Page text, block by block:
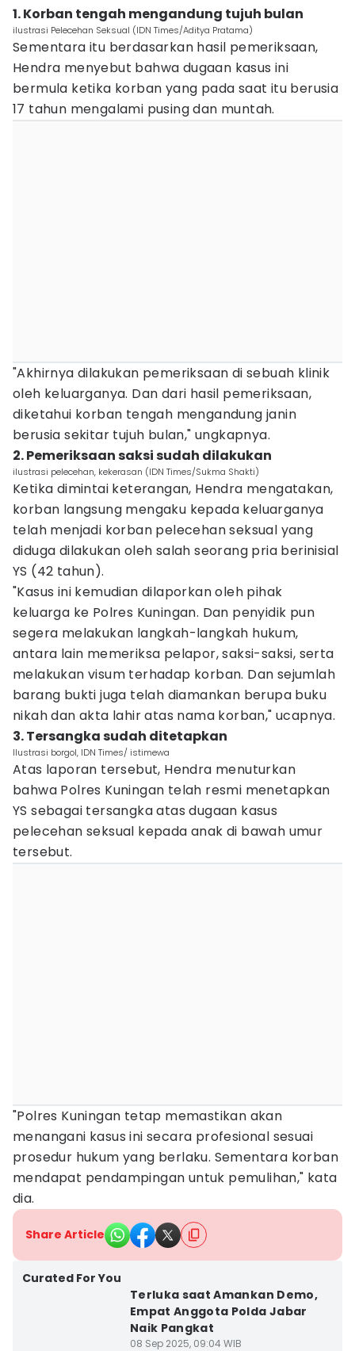
1. Korban tengah mengandung tujuh bulan
ilustrasi Pelecehan Seksual (IDN Times/Aditya Pratama)
Sementara itu berdasarkan hasil pemeriksaan,
Hendra menyebut bahwa dugaan kasus ini
bermula ketika korban yang pada saat itu berusia
17 tahun mengalami pusing dan muntah.
"Akhirnya dilakukan pemeriksaan di sebuah klinik
oleh keluarganya. Dan dari hasil pemeriksaan,
diketahui korban tengah mengandung janin
berusia sekitar tujuh bulan," ungkapnya.
2. Pemeriksaan saksi sudah dilakukan
ilustrasi pelecehan, kekerasan (IDN Times/Sukma Shakti)
Ketika dimintai keterangan, Hendra mengatakan,
korban langsung mengaku kepada keluarganya
telah menjadi korban pelecehan seksual yang
diduga dilakukan oleh salah seorang pria berinisial
YS (42 tahun).
"Kasus ini kemudian dilaporkan oleh pihak
keluarga ke Polres Kuningan. Dan penyidik pun
segera melakukan langkah-langkah hukum,
antara lain memeriksa pelapor, saksi-saksi, serta
melakukan visum terhadap korban. Dan sejumlah
barang bukti juga telah diamankan berupa buku
nikah dan akta lahir atas nama korban," ucapnya.
3. Tersangka sudah ditetapkan
Ilustrasi borgol, IDN Times/ istimewa
Atas laporan tersebut, Hendra menuturkan
bahwa Polres Kuningan telah resmi menetapkan
YS sebagai tersangka atas dugaan kasus
pelecehan seksual kepada anak di bawah umur
tersebut.
"Polres Kuningan tetap memastikan akan
menangani kasus ini secara profesional sesuai
prosedur hukum yang berlaku. Sementara korban
mendapat pendampingan untuk pemulihan," kata
dia.
Share Article
Curated For You
Terluka saat Amankan Demo,
Empat Anggota Polda Jabar
Naik Pangkat
08 Sep 2025, 09:04 WIB